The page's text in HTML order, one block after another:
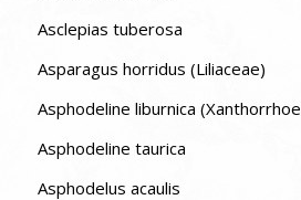
Asclepias tuberosa
Asparagus horridus (Liliaceae)
Asphodeline liburnica
Asphodeline taurica
Asphodelus acaulis